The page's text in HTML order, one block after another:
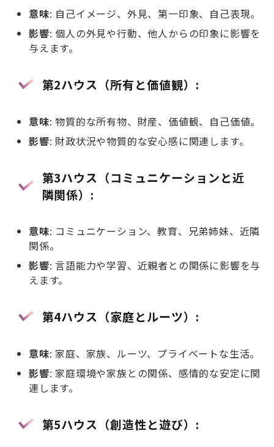
意味: 自己イメージ、外見、第一印象、自己表現。
影響: 個人の外見や行動、他人からの印象に影響を
与えます。
第2ハウス（所有と価値観） :
意味: 物質的な所有物、財産、価値観、自己価値。
影響: 財政状況や物質的な安心感に関連します。
第3ハウス（コミュニケーションと近
隣関係） :
意味: コミュニケーション、教育、兄弟姉妹、近隣
関係。
影響: 言語能力や学習、近親者との関係に影響を与
えます。
第4ハウス（家庭とルーツ） :
意味: 家庭、家族、ルーツ、プライベートな生活。
影響: 家庭環境や家族との関係、感情的な安定に関
連します。
第5ハウス（創造性と遊び） :